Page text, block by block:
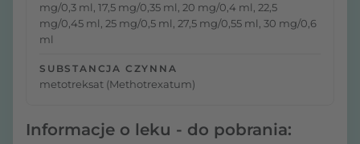
mg/0,3 ml, 17,5 mg/0,35 ml, 20 mg/0,4 ml, 22,5
mg/0,45 ml, 25 mg/0,5 ml, 27,5 mg/0,55 ml, 30 mg/0,6
ml
SUBSTANCJA CZYNNA
metotreksat (Methotrexatum)
Informacje o leku - do pobrania: